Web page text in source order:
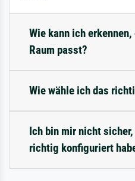
Wie kann ich
Raum passt?
Wie wähle ich das
Ich bin mir nicht
richtig konfiguriert